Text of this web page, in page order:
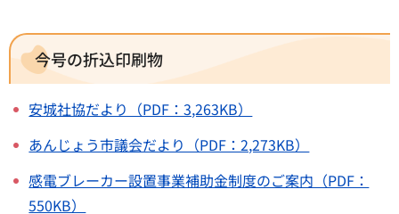
今号の折込印刷物
安城社協だより（PDF：3,263KB）
あんじょう市議会だより（PDF：2,273KB）
感電ブレーカー設置事業補助金制度のご案内（PDF：
550KB）